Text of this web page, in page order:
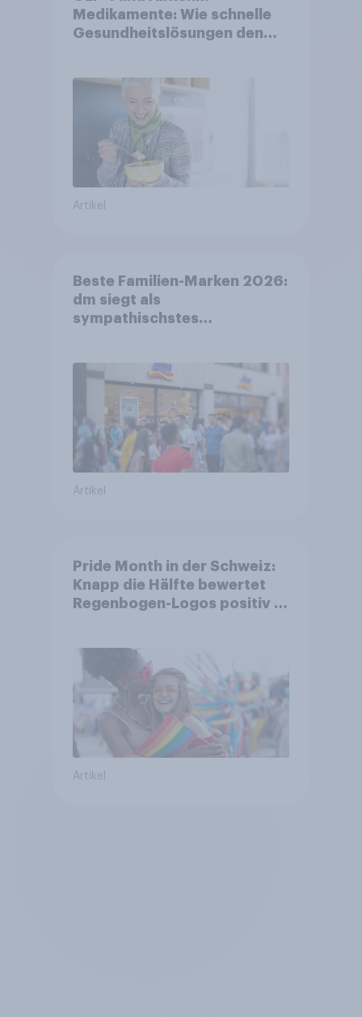
Medikamente: Wie schnelle
Gesundheitslösungen den
Artikel
Beste Familien-Marken 2026:
dm siegt als
sympathischstes
Artikel
Pride Month in der Schweiz:
Knapp die Hälfte bewertet
Regenbogen-Logos positiv –
Artikel